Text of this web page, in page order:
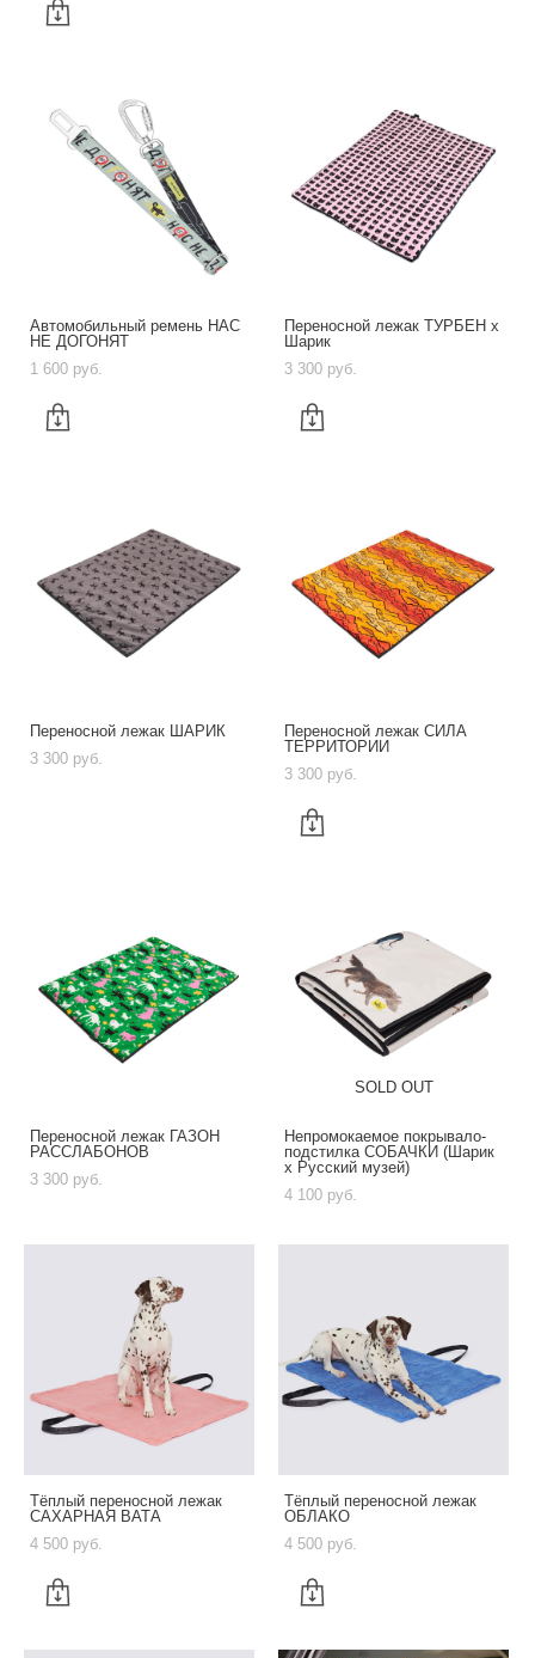
Автомобильный ремень НАС
НЕ ДОГОНЯТ
1 600 pуб.
Переносной лежак ТУРБЕН х
Шарик
3 300 pуб.
Переносной лежак ШАРИК
3 300 pуб.
Переносной лежак СИЛА
ТЕРРИТОРИИ
3 300 pуб.
Переносной лежак ГАЗОН
РАССЛАБОНОВ
3 300 pуб.
SOLD OUT
Непромокаемое покрывало-
подстилка СОБАЧКИ (Шарик
х Русский музей)
4 100 pуб.
Тёплый переносной лежак
САХАРНАЯ ВАТА
4 500 pуб.
Тёплый переносной лежак
ОБЛАКО
4 500 pуб.